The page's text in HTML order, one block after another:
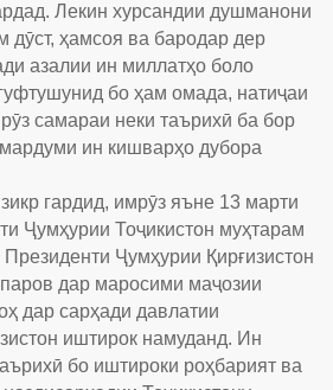
Лекин хурсандии душманони
дӯст, ҳамсоя ва бародар дер
азалии ин миллатҳо боло
бо ҳам омада, натиҷаи
самараи неки таърихӣ ба бор
ин кишварҳо дубора
гардид, имрӯз яъне 13 марти
Ҷумҳурии Тоҷикистон муҳтарам
Ҷумҳурии Қирғизистон
дар маросими маҷозии
дар сарҳади давлатии
иштирок намуданд. Ин
бо иштироки роҳбарият ва